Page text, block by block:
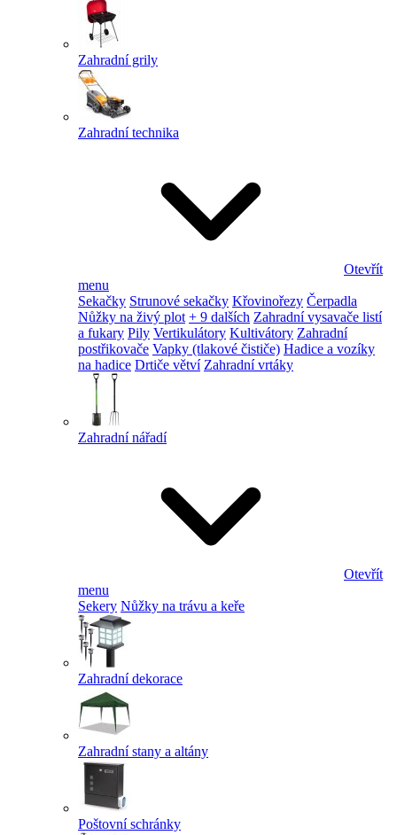
Zahradní grily
Zahradní technika
Otevřít
menu
Sekačky Strunové sekačky Křovinořezy Čerpadla
Nůžky na živý plot + 9 dalších Zahradní vysavače listí
a fukary Pily Vertikulátory Kultivátory Zahradní
postřikovače Vapky (tlakové čističe) Hadice a vozíky
na hadice Drtiče větví Zahradní vrtáky
Zahradní nářadí
Otevřít
menu
Sekery Nůžky na trávu a keře
Zahradní dekorace
Zahradní stany a altány
Poštovní schránky